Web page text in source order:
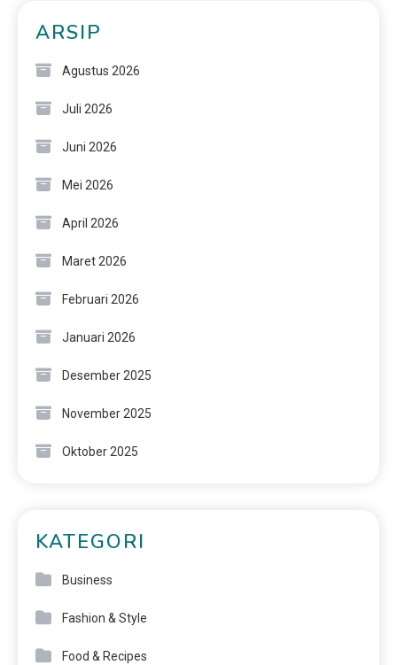
ARSIP
Agustus 2026
Juli 2026
Juni 2026
Mei 2026
April 2026
Maret 2026
Februari 2026
Januari 2026
Desember 2025
November 2025
Oktober 2025
KATEGORI
Business
Fashion & Style
Food & Recipes